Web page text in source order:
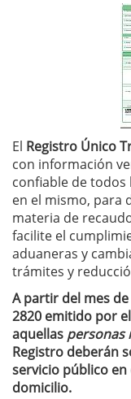
El Registro Único
con información
confiable de todos
en el mismo, para
materia de
facilite el
aduaneras y
trámites y
A partir del mes
2820 emitido por
aquellas personas
Registro deberán
servicio público en
domicilio.